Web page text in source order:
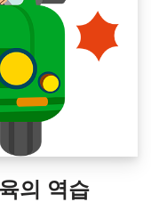
의 역습